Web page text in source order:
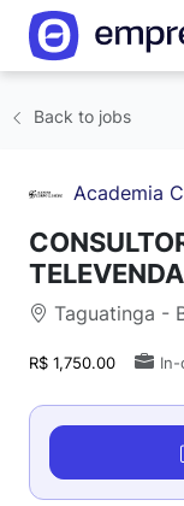
Back to jobs
Academia
Taguatinga -
R$ 1,750.00